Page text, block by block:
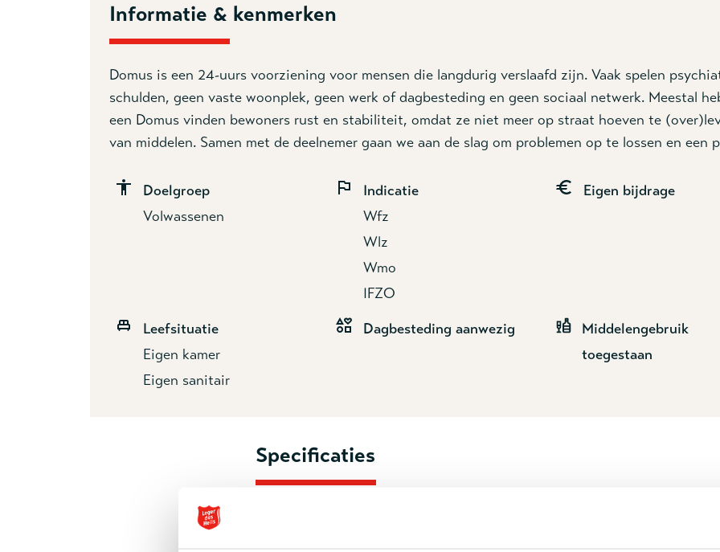
Doelgroep *
18-
24-uurs volwassenen
Ambulant
Overig
Informatie & kenmerken
Domus is een 24-uurs voorziening voor mensen die langdurig verslaafd zijn. Vaak spelen
schulden, geen vaste woonplek, geen werk of dagbesteding en geen sociaal netwerk. Meestal
een Domus vinden bewoners rust en stabiliteit, omdat ze niet meer op straat hoeven te
van middelen. Samen met de deelnemer gaan we aan de slag om problemen op te lossen en een
Doelgroep
Volwassenen
Indicatie
Wfz
Wlz
Wmo
IFZO
Eigen bijdrage
Leefsituatie
Eigen kamer
Eigen sanitair
Dagbesteding aanwezig
Middelengebruik
toegestaan
Specificaties